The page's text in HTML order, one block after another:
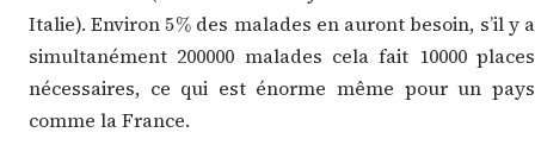
Italie). Environ5% des malades en auront besoin, s’il y a
simultanément 200000 malades cela fait 10000 places
nécessaires, ce qui est énorme même pour un pays
comme la France.